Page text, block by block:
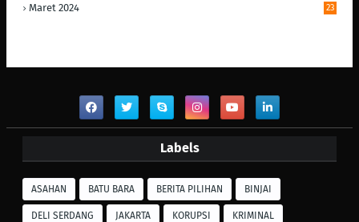
Maret 2024 23
Labels
ASAHAN BATU BARA BERITA PILIHAN BINJAI
DELI SERDANG JAKARTA KORUPSI KRIMINAL